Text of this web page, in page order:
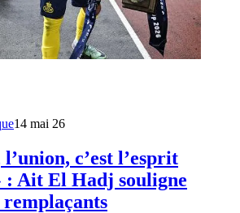
14 mai 26
l’union, c’est l’esprit
: Ait El Hadj souligne
remplaçants